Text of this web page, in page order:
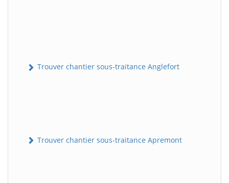
Trouver chantier sous-traitance Anglefort
Trouver chantier sous-traitance Apremont